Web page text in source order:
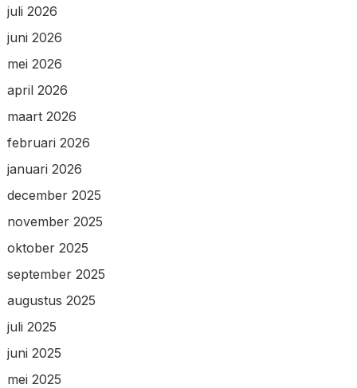
juli 2026
juni 2026
mei 2026
april 2026
maart 2026
februari 2026
januari 2026
december 2025
november 2025
oktober 2025
september 2025
augustus 2025
juli 2025
juni 2025
mei 2025